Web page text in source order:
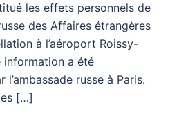
les effets personnels de
des Affaires étrangères
à l’aéroport Roissy-
information a été
l’ambassade russe à Paris.
[…]